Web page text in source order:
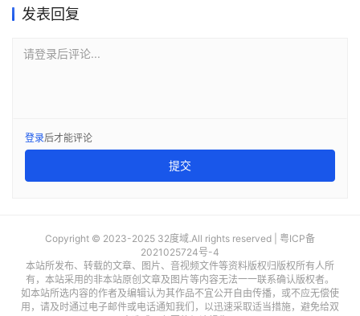
发表回复
请登录后评论...
登录后才能评论
提交
Copyright © 2023-2025 32度域.All rights reserved | 粤ICP备
2021025724号-4
本站所发布、转载的文章、图片、音视频文件等资料版权归版权所有人所
有，本站采用的非本站原创文章及图片等内容无法一一联系确认版权者。
如本站所选内容的作者及编辑认为其作品不宜公开自由传播，或不应无偿使
用，请及时通过电子邮件或电话通知我们，以迅速采取适当措施，避免给双